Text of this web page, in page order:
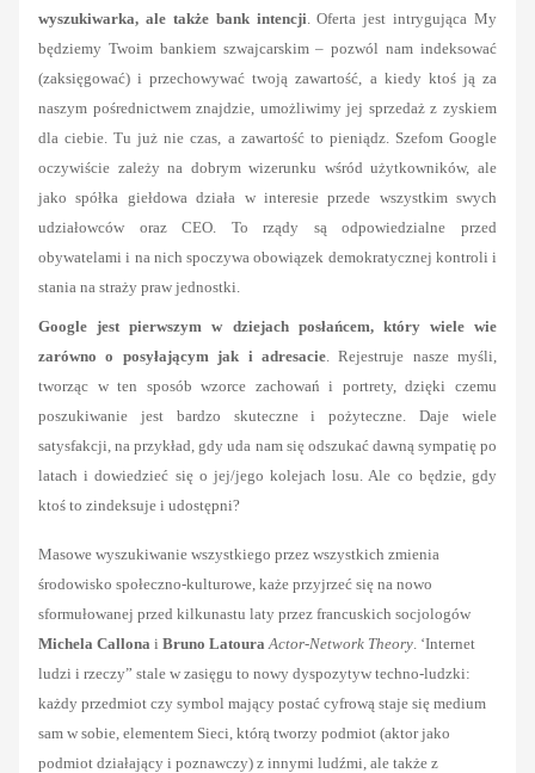
wyszukiwarka, ale także bank intencji. Oferta jest intrygująca My
będziemy Twoim bankiem szwajcarskim – pozwól nam indeksować
(zaksięgować) i przechowywać twoją zawartość, a kiedy ktoś ją za
naszym pośrednictwem znajdzie, umożliwimy jej sprzedaż z zyskiem
dla ciebie. Tu już nie czas, a zawartość to pieniądz. Szefom Google
oczywiście zależy na dobrym wizerunku wśród użytkowników, ale
jako spółka giełdowa działa w interesie przede wszystkim swych
udziałowców oraz CEO. To rządy są odpowiedzialne przed
obywatelami i na nich spoczywa obowiązek demokratycznej kontroli i
stania na straży praw jednostki.
Google jest pierwszym w dziejach posłańcem, który wiele wie
zarówno o posyłającym jak i adresacie. Rejestruje nasze myśli,
tworząc w ten sposób wzorce zachowań i portrety, dzięki czemu
poszukiwanie jest bardzo skuteczne i pożyteczne. Daje wiele
satysfakcji, na przykład, gdy uda nam się odszukać dawną sympatię po
latach i dowiedzieć się o jej/jego kolejach losu. Ale co będzie, gdy
ktoś to zindeksuje i udostępni?
Masowe wyszukiwanie wszystkiego przez wszystkich zmienia
środowisko społeczno-kulturowe, każe przyjrzeć się na nowo
sformułowanej przed kilkunastu laty przez francuskich socjologów
Michela Callona i Bruno Latoura Actor-Network Theory . ‘Internet
ludzi i rzeczy” stale w zasięgu to nowy dyspozytyw techno-ludzki:
każdy przedmiot czy symbol mający postać cyfrową staje się medium
sam w sobie, elementem Sieci, którą tworzy podmiot (aktor jako
podmiot działający i poznawczy) z innymi ludźmi, ale także z